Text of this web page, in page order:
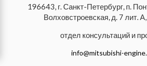
196643, г. Санкт-Петербург, п.
Волховстроевская, д. 7 лит.
отдел консультаций и
info@mitsubishi-